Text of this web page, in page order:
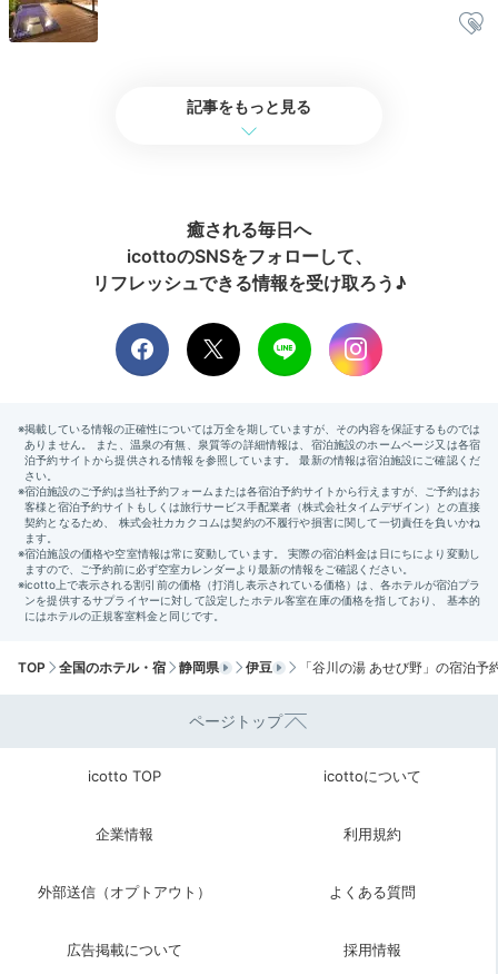
貸切風呂をめぐった後は、お部屋でのんびり過ごしました。DVDや
CDの貸出しがあったのですが、種類がとても豊富でよかったです。
2日目
散歩と温泉を楽しむ
爽やかな朝
を楽しんだり、季節の花を眺めたり。爽やかな朝日を浴
k_b_hero
記事をもっと見る
癒される毎日へ
icottoのSNSをフォローして、
リフレッシュできる情報を受け取ろう♪
TOP 全国のホテル・宿 静岡県 伊豆 「谷川の湯 あせび野」の宿泊予
ページトップ
icotto TOP icottoについて
企業情報 利用規約
外部送信（オプトアウト） よくある質問
広告掲載について 採用情報